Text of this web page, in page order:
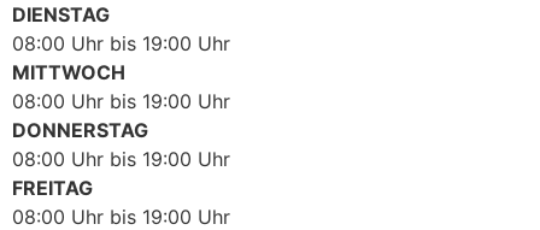
DIENSTAG
08:00 Uhr bis 19:00 Uhr
MITTWOCH
08:00 Uhr bis 19:00 Uhr
DONNERSTAG
08:00 Uhr bis 19:00 Uhr
FREITAG
08:00 Uhr bis 19:00 Uhr